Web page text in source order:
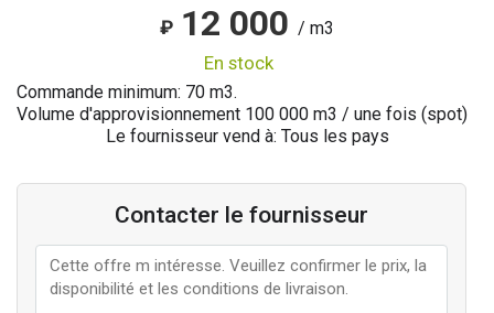
₽ 12 000 / m3
en stock
Commande minimum: 70 m3.
Volume d'approvisionnement 100 000 m3 / une fois (spot)
Le fournisseur vend à: Tous les pays
Contacter le fournisseur